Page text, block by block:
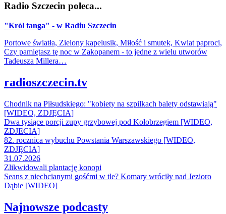
Radio Szczecin poleca...
"Król tanga" - w Radiu Szczecin
Portowe światła, Zielony kapelusik, Miłość i smutek, Kwiat paproci,
Czy pamiętasz tę noc w Zakopanem - to jedne z wielu utworów
Tadeusza Millera…
radioszczecin.tv
Chodnik na Piłsudskiego: "kobiety na szpilkach balety odstawiają"
[WIDEO, ZDJĘCIA]
Dwa tysiące porcji zupy grzybowej pod Kołobrzegiem [WIDEO,
ZDJECIA]
82. rocznica wybuchu Powstania Warszawskiego [WIDEO,
ZDJĘCIA]
31.07.2026
Zlikwidowali plantację konopi
Seans z niechcianymi gośćmi w tle? Komary wróciły nad Jezioro
Dąbie [WIDEO]
Najnowsze podcasty